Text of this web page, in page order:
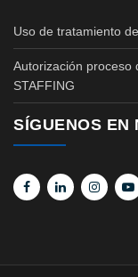
Uso de tratamiento
Autorización proceso
STAFFING
SÍGUENOS EN